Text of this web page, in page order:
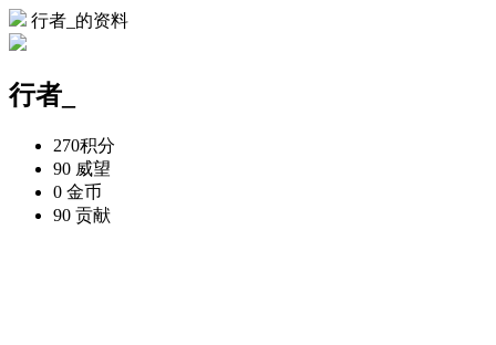
行者_的资料
行者_
270积分
90 威望
0 金币
90 贡献